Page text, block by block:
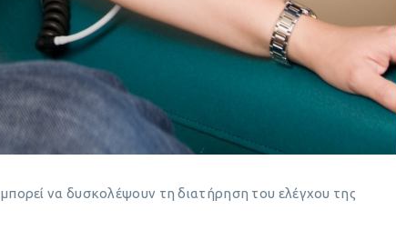
μπορεί να δυσκολέψουν τη διατήρηση του ελέγχου της